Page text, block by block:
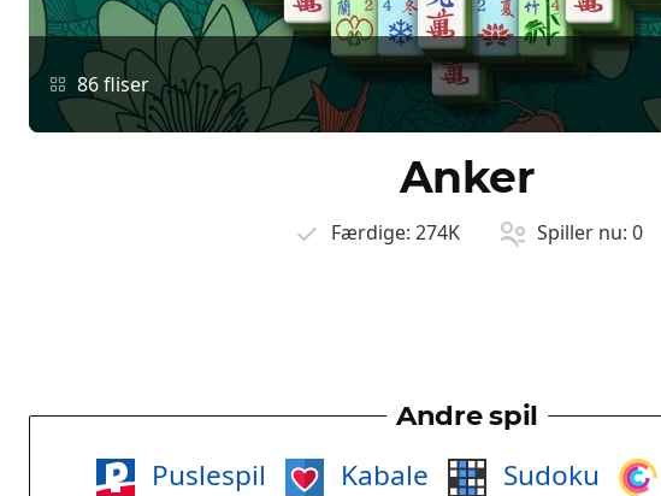
86 fliser
Anker
Færdige: 274K Spiller nu: 0
Andre spil
Puslespil Kabale Sudoku